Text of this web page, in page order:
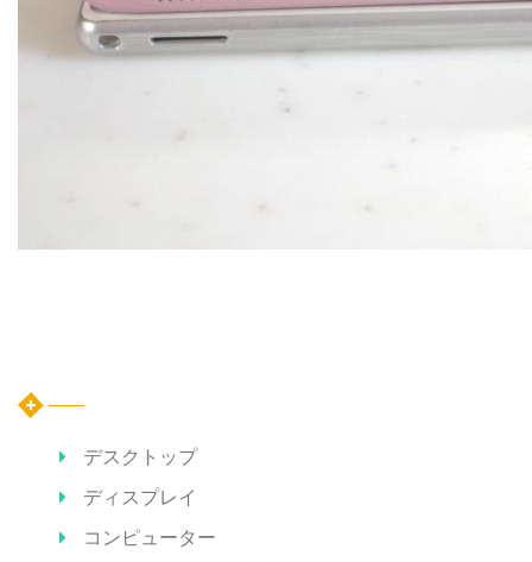
デスクトップ
ディスプレイ
コンピューター